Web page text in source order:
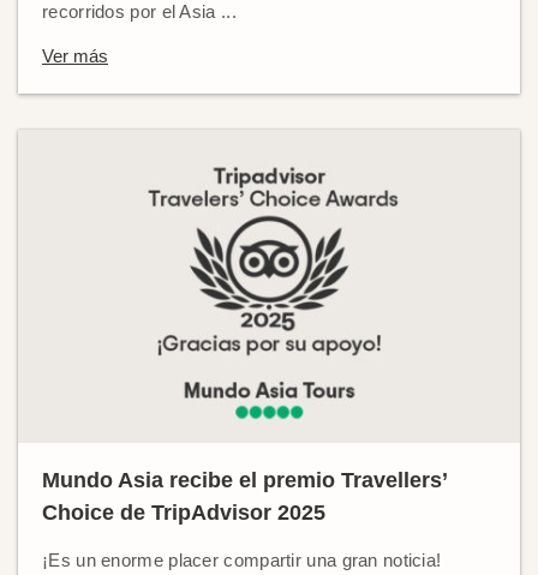
recorridos por el Asia ...
Ver más
Mundo Asia recibe el premio Travellers’
Choice de TripAdvisor 2025
¡Es un enorme placer compartir una gran noticia!